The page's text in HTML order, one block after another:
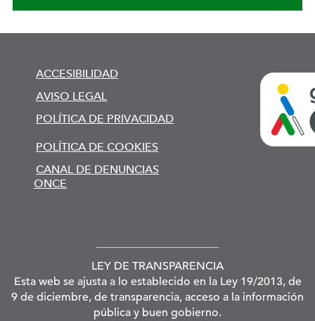
ACCESIBILIDAD
AVISO LEGAL
POLÍTICA DE PRIVACIDAD
POLÍTICA DE COOKIES
CANAL DE DENUNCIAS
ONCE
LEY DE TRANSPARENCIA
Esta web se ajusta a lo establecido en la Ley 19/2013, de
9 de diciembre, de transparencia, acceso a la información
pública y buen gobierno.